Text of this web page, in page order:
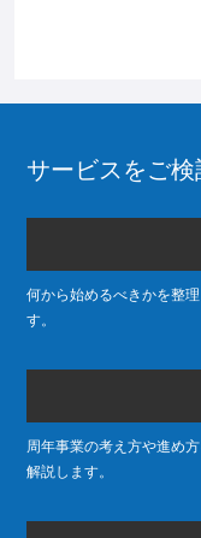
サービスをご
何から始めるべきかを整
す。
周年事業の考え方や進め
解説します。